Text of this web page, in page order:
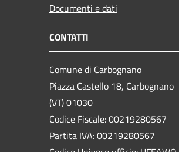
Documenti e dati
CONTATTI
Comune di Carbognano
Piazza Castello 18, Carbognano
(VT) 01030
Codice Fiscale: 00219280567
Partita IVA: 00219280567